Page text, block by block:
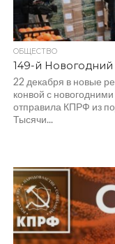
ОБЩЕСТВО
149-й
22 декабря в новые
конвой с
отправила КПРФ из
Тысячи...